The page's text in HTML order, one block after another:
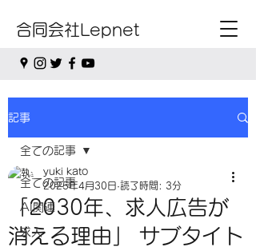
合同会社Lepnet
記事
全ての記事
AI関連
求人
全ての記事
「2030年、求人広告が
消える理由」 サブタイト
yuki kato
2025年4月30日 読了時間: 3分